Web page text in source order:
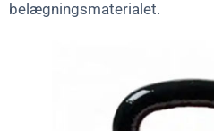
belægningsmaterialet.